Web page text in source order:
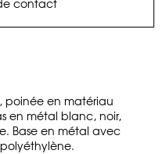
poinée en matériau
en métal blanc, noir,
Base en métal avec